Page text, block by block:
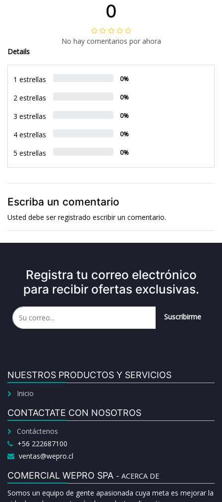
0
No hay comentarios por ahora
Details
1 estrellas 0%
2 estrellas 0%
3 estrellas 0%
4 estrellas 0%
5 estrellas 0%
Escriba un comentario
Usted debe serregistrado escribir un comentario.
Registra tu correo electrónico
para recibir ofertas exclusivas.
Suscribirme
NUESTROS PRODUCTOS Y SERVICIOS
Inicio
CONTACTATE CON NOSOTROS
Contáctenos
+56 222687100
ventas@wepro.cl
COMERCIAL WEPRO SPA - ACERCA DE
Somos un equipo de gente apasionada cuya meta es mejorar la